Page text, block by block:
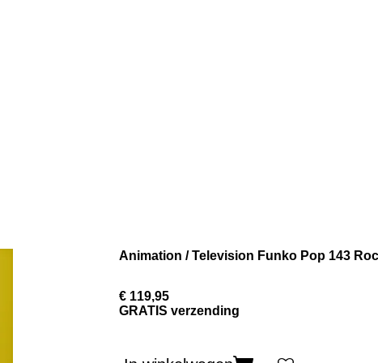
Animation / Television Funko Pop 143
€ 119,95
GRATIS verzending